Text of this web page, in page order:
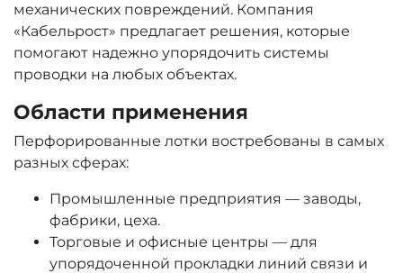
механических повреждений. Компания
«Кабельрост» предлагает решения, которые
помогают надежно упорядочить системы
проводки на любых объектах.
Области применения
Перфорированные лотки востребованы в самых
разных сферах:
Промышленные предприятия — заводы,
фабрики, цеха.
Торговые и офисные центры — для
упорядоченной прокладки линий связи и